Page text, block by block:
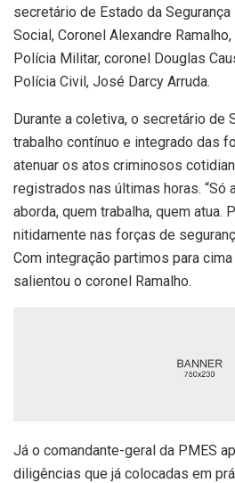
secretário de Estado da
Social, Coronel Alexandre
Polícia Militar, coronel Douglas
Polícia Civil, José Darcy Arruda.
Durante a coletiva, o secretário de
trabalho contínuo e integrado das
atenuar os atos criminosos
registrados nas últimas horas. “Só
aborda, quem trabalha, quem atua.
nitidamente nas forças de
Com integração partimos para
salientou o coronel Ramalho.
Já o comandante-geral da PMES
diligências que já colocadas em